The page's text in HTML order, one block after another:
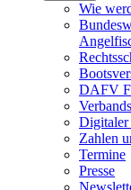
Wie
DAFV
Digitaler
Zahlen
Termine
Presse